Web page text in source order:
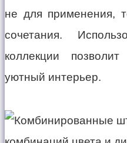
не для применения,
сочетания.
коллекции
уютный интерьер.